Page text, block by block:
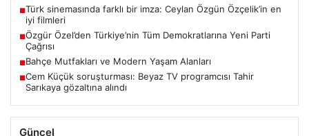
■Türk sinemasında farklı bir imza: Ceylan Özgün Özçelik’in en
iyi filmleri
■Özgür Özel’den Türkiye’nin Tüm Demokratlarına Yeni Parti
Çağrısı
■Bahçe Mutfakları ve Modern Yaşam Alanları
■Cem Küçük soruşturması: Beyaz TV programcısı Tahir
Sarıkaya gözaltına alındı
Güncel